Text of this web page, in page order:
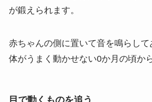
が鍛えられます。
赤ちゃんの側に置いて音を鳴らして
体がうまく動かせない0か月の頃か
目で動くものを追う